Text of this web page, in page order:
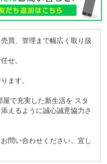
買、管理まで幅広く取り扱
せ。
ます。
で充実した新生活を スタ
えるように誠心誠意協力さ
問い合わせください。宜し